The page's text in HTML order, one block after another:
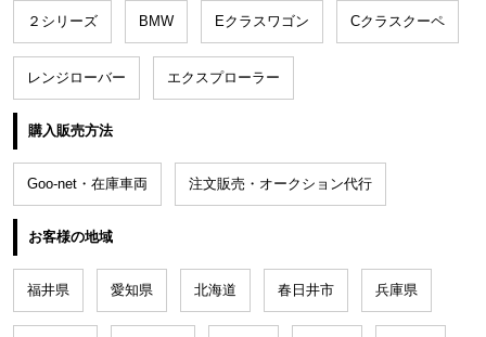
２シリーズ BMW Eクラスワゴン Cクラスクーペ
レンジローバー エクスプローラー
購入販売方法
Goo-net・在庫車両 注文販売・オークション代行
お客様の地域
福井県 愛知県 北海道 春日井市 兵庫県